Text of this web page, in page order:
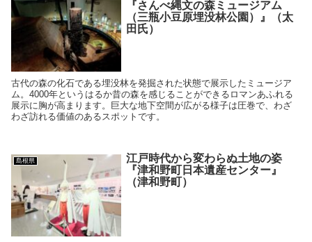
『さんべ縄文の森ミュージアム
（三瓶小豆原埋没林公園）』（太
田氏）
古代の森の化石である埋没林を発掘された状態で展示したミュージア
ム。4000年というはるか昔の森を感じることができるロマンあふれる
展示に胸が高まります。巨大な地下空間が広がる様子は圧巻で、わざ
わざ訪れる価値のあるスポットです。
島根県
江戸時代から変わらぬ土地の姿
『津和野町日本遺産センター』
（津和野町）